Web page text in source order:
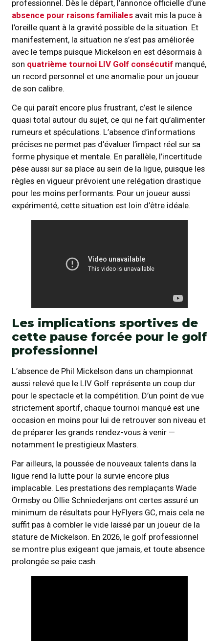
professionnel. Dès le départ, l’annonce officielle d’une
absence pour raisons familiales avait mis la puce à
l’oreille quant à la gravité possible de la situation. Et
manifestement, la situation ne s’est pas améliorée
avec le temps puisque Mickelson en est désormais à
son quatrième tournoi LIV Golf consécutif manqué,
un record personnel et une anomalie pour un joueur
de son calibre.
Ce qui paraît encore plus frustrant, c’est le silence
quasi total autour du sujet, ce qui ne fait qu’alimenter
rumeurs et spéculations. L’absence d’informations
précises ne permet pas d’évaluer l’impact réel sur sa
forme physique et mentale. En parallèle, l’incertitude
pèse aussi sur sa place au sein de la ligue, puisque les
règles en vigueur prévoient une relégation drastique
pour les moins performants. Pour un joueur aussi
expérimenté, cette situation est loin d’être idéale.
Les implications sportives de
cette pause forcée pour le golf
professionnel
L’absence de Phil Mickelson dans un championnat
aussi relevé que le LIV Golf représente un coup dur
pour le spectacle et la compétition. D’un point de vue
strictement sportif, chaque tournoi manqué est une
occasion en moins pour lui de retrouver son niveau et
de préparer les grands rendez-vous à venir —
notamment le prestigieux Masters.
Par ailleurs, la poussée de nouveaux talents dans la
ligue rend la lutte pour la survie encore plus
implacable. Les prestations des remplaçants Wade
Ormsby ou Ollie Schniederjans ont certes assuré un
minimum de résultats pour HyFlyers GC, mais cela ne
suffit pas à combler le vide laissé par un joueur de la
stature de Mickelson. En 2026, le golf professionnel
se montre plus exigeant que jamais, et toute absence
prolongée se paie cash.